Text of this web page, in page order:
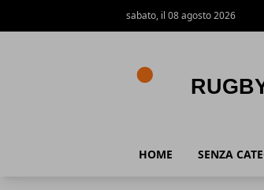
sabato, il 08 agosto 2026
HOME SENZA